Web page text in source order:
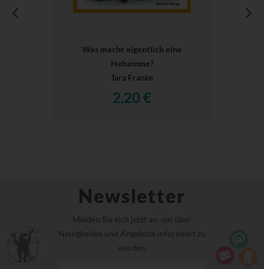
Was macht eigentlich eine
Hebamme?
Tara Franke
2,20 €
Newsletter
Melden Sie sich jetzt an, um über
Neuigkeiten und Angebote informiert zu
werden.